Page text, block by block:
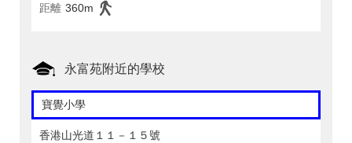
距離 360m
永富苑附近的學校
寶覺小學
香港山光道１１－１５號